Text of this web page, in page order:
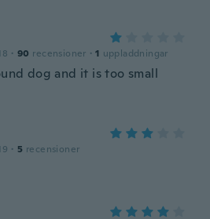
· 90 recensioner · 1 uppladdningar
dog and it is too small
· 5 recensioner